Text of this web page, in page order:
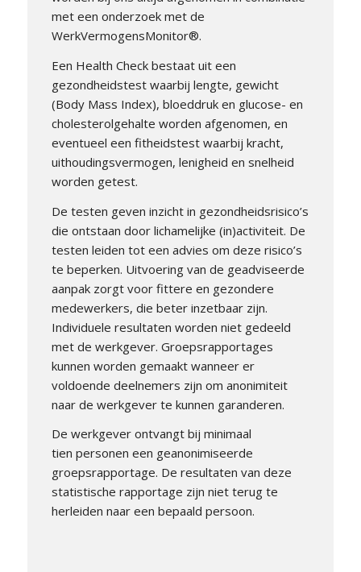
met een onderzoek met de
WerkVermogensMonitor®.
Een Health Check bestaat uit een
gezondheidstest waarbij lengte, gewicht
(Body Mass Index), bloeddruk en glucose- en
cholesterolgehalte worden afgenomen, en
eventueel een fitheidstest waarbij kracht,
uithoudingsvermogen, lenigheid en snelheid
worden getest.
De testen geven inzicht in gezondheidsrisico’s
die ontstaan door lichamelijke (in)activiteit. De
testen leiden tot een advies om deze risico’s
te beperken. Uitvoering van de geadviseerde
aanpak zorgt voor fittere en gezondere
medewerkers, die beter inzetbaar zijn.
Individuele resultaten worden niet gedeeld
met de werkgever. Groepsrapportages
kunnen worden gemaakt wanneer er
voldoende deelnemers zijn om anonimiteit
naar de werkgever te kunnen garanderen.
De werkgever ontvangt bij minimaal
tien personen een geanonimiseerde
groepsrapportage. De resultaten van deze
statistische rapportage zijn niet terug te
herleiden naar een bepaald persoon.